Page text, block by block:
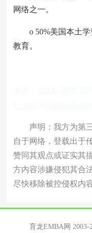
网络之一。
o 50%美国本土学
教育。
声明：我方为第三
自于网络，登载出于
赞同其观点或证实其
方内容涉嫌侵犯其合
尽快移除被控侵权内容
育龙EMBA网 2003-